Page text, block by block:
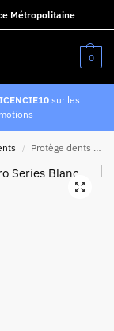
Métropolitaine
0
sur les
/ Protège dents pour enfant SafeJawz Intro Series Blanc